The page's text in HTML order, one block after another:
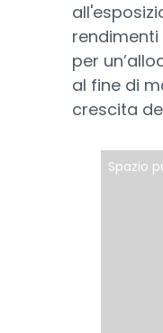
per
al fine di
crescita
Spazio